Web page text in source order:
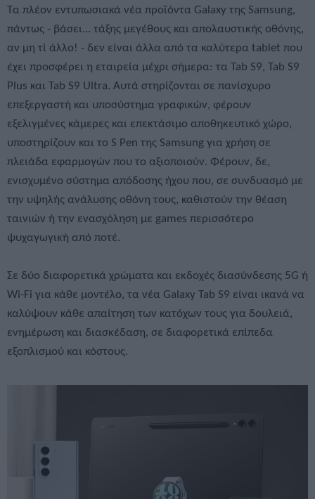
Τα πλέον εντυπωσιακά νέα προϊόντα Galaxy της Samsung,
πάντως - βάσει... τάξης μεγέθους και απολαυστικής οθόνης,
αν μη τί άλλο! - δεν είναι άλλα από τα καλύτερα tablet που
έχει προσφέρει η εταιρεία μέχρι σήμερα: τα Tab S9, Tab S9
Plus και Tab S9 Ultra. Αυτά στηρίζονται σε πανίσχυρο
επεξεργαστή και υποσύστημα γραφικών, φέρουν
εξελιγμένες κάμερες και επεκτάσιμο αποθηκευτικό χώρο,
υποστηρίζουν και τo S Pen της Samsung για χρήση σε
πλειάδα εφαρμογών που τo αξιοποιούν. Φέρουν, δε,
ενισχυμένο σύστημα απόδοσης ήχου που, σε συνδυασμό με
την υψηλής ανάλυσης οθόνη τους, καθιστούν την θέαση
ταινιών ή την ενασχόληση με games περισσότερο
ψυχαγωγική από ποτέ.
Σε δύο διαφορετικά χρώματα και εκδοχές διασύνδεσης 5G ή
Wi-Fi για κάθε μοντέλο, τα νέα Galaxy Tab S9 είναι ικανά να
καλύψουν κάθε απαίτηση των κατόχων τους για δουλειά,
ενημέρωση και διασκέδαση, σε διαφορετικά επίπεδα
εξοπλισμού και κόστους.